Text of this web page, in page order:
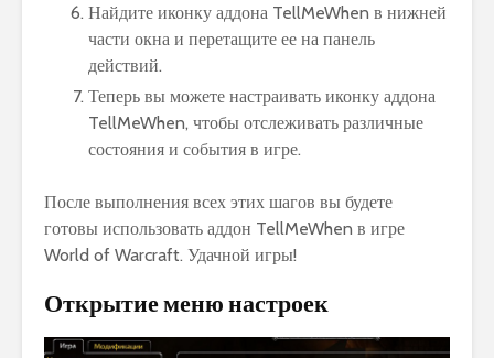
Найдите иконку аддона TellMeWhen в нижней
части окна и перетащите ее на панель
действий.
Теперь вы можете настраивать иконку аддона
TellMeWhen, чтобы отслеживать различные
состояния и события в игре.
После выполнения всех этих шагов вы будете
готовы использовать аддон TellMeWhen в игре
World of Warcraft. Удачной игры!
Открытие меню настроек